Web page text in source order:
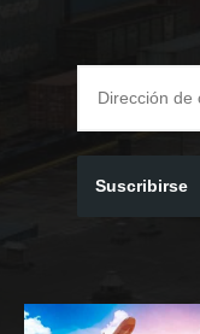
Suscribirse